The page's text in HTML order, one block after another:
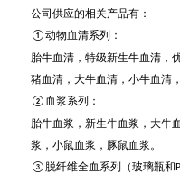
公司供应的相关产品有：
①动物血清系列：
胎牛血清，特级新生牛血清，
猪血清，大牛血清，小牛血清
② 血浆系列：
胎牛血浆，新生牛血浆，大牛
浆，小鼠血浆，豚鼠血浆。
③ 脱纤维全血系列（玻璃瓶和